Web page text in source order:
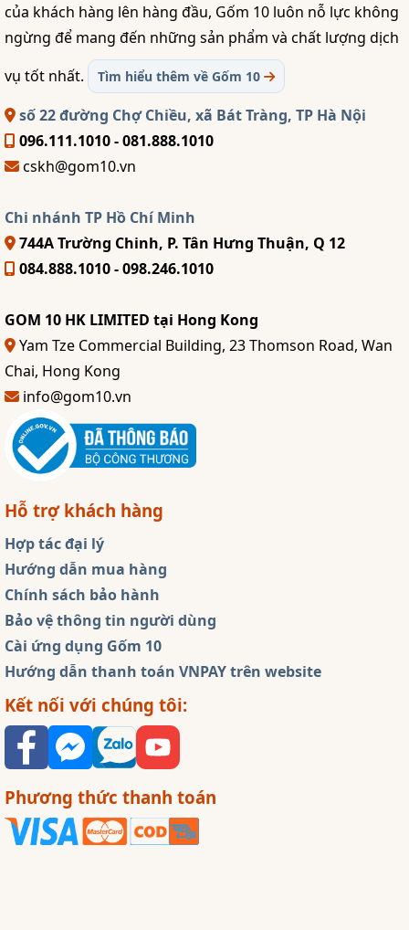
của khách hàng lên hàng đầu, Gốm 10 luôn nỗ lực không
ngừng để mang đến những sản phẩm và chất lượng dịch
vụ tốt nhất.
Tìm hiểu thêm về Gốm 10
số 22 đường Chợ Chiều, xã Bát Tràng, TP Hà Nội
096.111.1010 - 081.888.1010
cskh@gom10.vn
Chi nhánh TP Hồ Chí Minh
744A Trường Chinh, P. Tân Hưng Thuận, Q 12
084.888.1010 - 098.246.1010
GOM 10 HK LIMITED tại Hong Kong
Yam Tze Commercial Building, 23 Thomson Road, Wan
Chai, Hong Kong
info@gom10.vn
Hỗ trợ khách hàng
Hợp tác đại lý
Hướng dẫn mua hàng
Chính sách bảo hành
Bảo vệ thông tin người dùng
Cài ứng dụng Gốm 10
Hướng dẫn thanh toán VNPAY trên website
Kết nối với chúng tôi:
Phương thức thanh toán